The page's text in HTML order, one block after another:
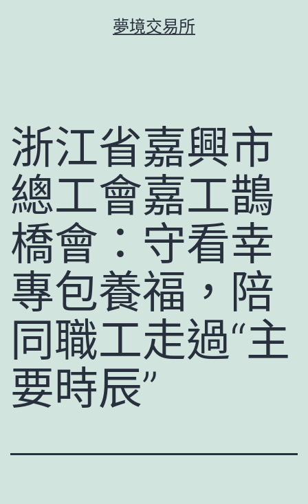
夢境交易所
浙江省嘉興市
總工會嘉工鵲
橋會：守看幸
專包養福，陪
同職工走過“主
要時辰”